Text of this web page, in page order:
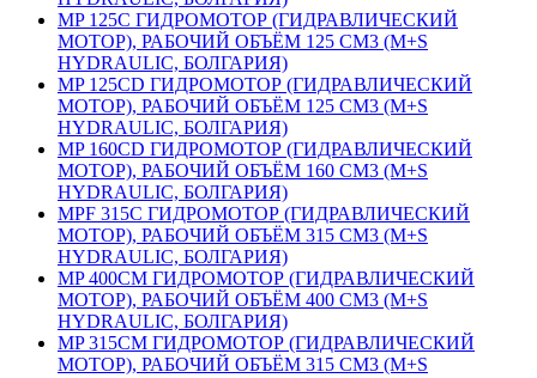
МP 125С ГИДРОМОТОР (ГИДРАВЛИЧЕСКИЙ
МОТОР), РАБОЧИЙ ОБЪЁМ 125 СМ3 (M+S
HYDRAULIC, БОЛГАРИЯ)
MP 125СD ГИДРОМОТОР (ГИДРАВЛИЧЕСКИЙ
МОТОР), РАБОЧИЙ ОБЪЁМ 125 СМ3 (M+S
HYDRAULIC, БОЛГАРИЯ)
MP 160СD ГИДРОМОТОР (ГИДРАВЛИЧЕСКИЙ
МОТОР), РАБОЧИЙ ОБЪЁМ 160 СМ3 (M+S
HYDRAULIC, БОЛГАРИЯ)
MPF 315C ГИДРОМОТОР (ГИДРАВЛИЧЕСКИЙ
МОТОР), РАБОЧИЙ ОБЪЁМ 315 СМ3 (M+S
HYDRAULIC, БОЛГАРИЯ)
MP 400CМ ГИДРОМОТОР (ГИДРАВЛИЧЕСКИЙ
МОТОР), РАБОЧИЙ ОБЪЁМ 400 СМ3 (M+S
HYDRAULIC, БОЛГАРИЯ)
MP 315СМ ГИДРОМОТОР (ГИДРАВЛИЧЕСКИЙ
МОТОР), РАБОЧИЙ ОБЪЁМ 315 СМ3 (M+S